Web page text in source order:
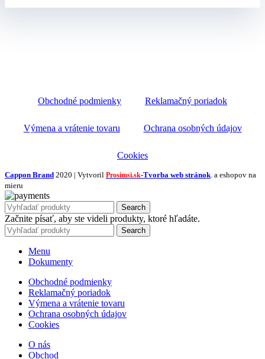
Obchodné podmienky Reklamačný poriadok
Výmena a vrátenie tovaru Ochrana osobných údajov
Cookies
Cappon Brand 2020 | Vytvoril Prosimsi.sk-Tvorba web stránok. a eshopov na
mieru
Search
Začnite písať, aby ste videli produkty, ktoré hľadáte.
Search
Menu
Dokumenty
Obchodné podmienky
Reklamačný poriadok
Výmena a vrátenie tovaru
Ochrana osobných údajov
Cookies
O nás
Obchod